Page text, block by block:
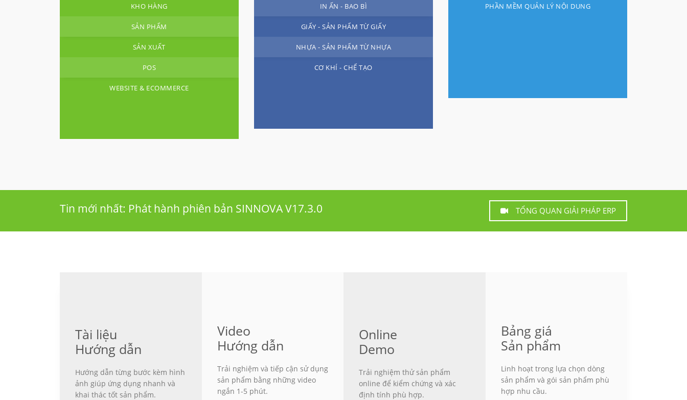
KHO HÀNG
SẢN PHẨM
SẢN XUẤT
POS
WEBSITE & ECOMMERCE
IN ẤN - BAO BÌ
GIẤY - SẢN PHẨM TỪ GIẤY
NHỰA - SẢN PHẨM TỪ NHỰA
CƠ KHÍ - CHẾ TẠO
PHẦN MỀM QUẢN LÝ NỘI DUNG
Tin mới nhất: Phát hành phiên bản SINNOVA V17.3.0 TỔNG QUAN GIẢI PHÁP ERP
Tài liệu
Hướng dẫn
Hướng dẫn từng bước kèm hình
ảnh giúp ứng dụng nhanh và
khai thác tốt sản phẩm.
Video
Hướng dẫn
Trải nghiệm và tiếp cận sử dụng
sản phẩm bằng những video
ngắn 1-5 phút.
Online
Demo
Trải nghiệm thử sản phẩm
online để kiểm chứng và xác
định tính phù hợp.
Bảng giá
Sản phẩm
Linh hoạt trong lựa chọn dòng
sản phẩm và gói sản phẩm phù
hợp nhu cầu.